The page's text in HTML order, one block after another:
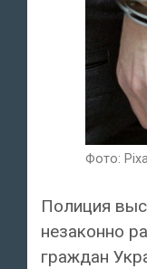
Фото:
Полиция
незаконно
граждан